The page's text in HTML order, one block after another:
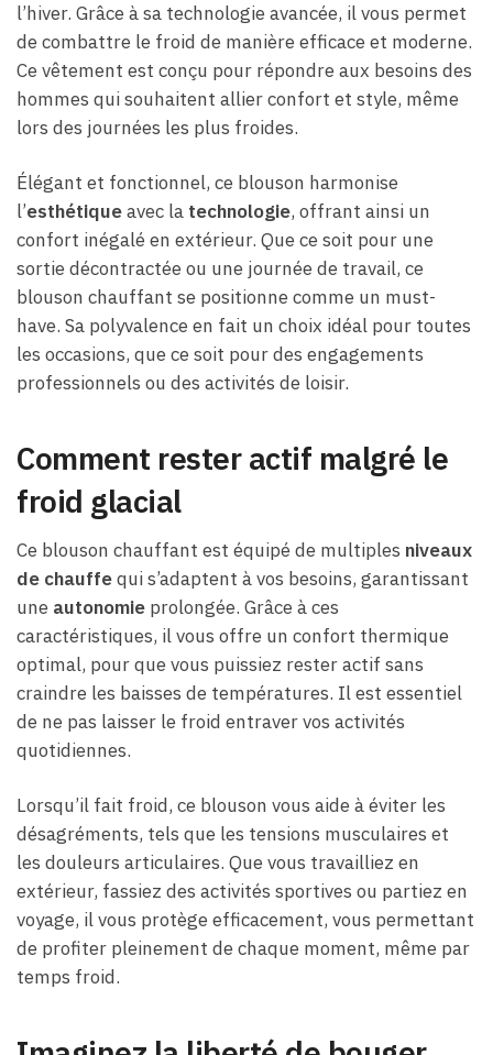
l’hiver. Grâce à sa technologie avancée, il vous permet
de combattre le froid de manière efficace et moderne.
Ce vêtement est conçu pour répondre aux besoins des
hommes qui souhaitent allier confort et style, même
lors des journées les plus froides.
Élégant et fonctionnel, ce blouson harmonise
l’esthétiqueavec la technologie, offrant ainsi un
confort inégalé en extérieur. Que ce soit pour une
sortie décontractée ou une journée de travail, ce
blouson chauffant se positionne comme un must-
have. Sa polyvalence en fait un choix idéal pour toutes
les occasions, que ce soit pour des engagements
professionnels ou des activités de loisir.
Comment rester actif malgré le
froid glacial
Ce blouson chauffant est équipé de multiples niveaux
de chauffequi s’adaptent à vos besoins, garantissant
une autonomie prolongée. Grâce à ces
caractéristiques, il vous offre un confort thermique
optimal, pour que vous puissiez rester actif sans
craindre les baisses de températures. Il est essentiel
de ne pas laisser le froid entraver vos activités
quotidiennes.
Lorsqu’il fait froid, ce blouson vous aide à éviter les
désagréments, tels que les tensions musculaires et
les douleurs articulaires. Que vous travailliez en
extérieur, fassiez des activités sportives ou partiez en
voyage, il vous protège efficacement, vous permettant
de profiter pleinement de chaque moment, même par
temps froid.